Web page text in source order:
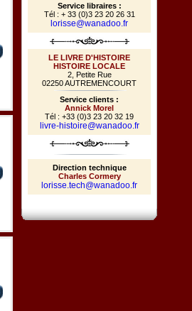
Service libraires :
Tél : + 33 (0)3 23 20 26 31
lorisse@wanadoo.fr
LE LIVRE D'HISTOIRE
HISTOIRE LOCALE
2, Petite Rue
02250 AUTREMENCOURT
Service clients :
Annick Morel
Tél : +33 (0)3 23 20 32 19
livre-histoire@wanadoo.fr
Direction technique
Charles Cormery
lorisse.tech@wanadoo.fr